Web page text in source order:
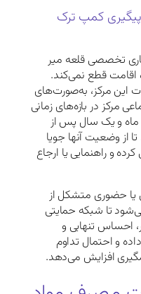
کمپ ترک
تخصصی قلعه میر
اقامت قطع نمی‌کند.
این مرکز، به‌صورت‌های
مرکز در بازه‌های زمانی
و یک سال پس از
از وضعیت آنها جویا
و راهنمایی یا ارجاع
یا حضوری متشکل از
تا شبکه حمایتی
احساس تنهایی و
و احتمال تداوم
افزایش می‌دهد.